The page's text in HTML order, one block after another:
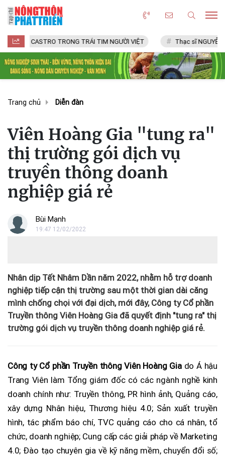
TRONG TRÁI TIM NGƯỜI VIỆT Thạc sĩ NGUYỄN VĂN CHÍ
Trang chủ Diễn đàn
Viên Hoàng Gia "tung ra"
thị trường gói dịch vụ
truyền thông doanh
nghiệp giá rẻ
Bùi Mạnh
19:47 12/02/2022
Nhân dịp Tết Nhâm Dần năm 2022, nhằm hỗ trợ doanh
nghiệp tiếp cận thị trường sau một thời gian dài căng
mình chống chọi với đại dịch, mới đây, Công ty Cổ phần
Truyền thông Viên Hoàng Gia đã quyết định "tung ra" thị
trường gói dịch vụ truyền thông doanh nghiệp giá rẻ.
Công ty Cổ phần Truyền thông Viên Hoàng Giado Á hậu
Trang Viên làm Tổng giám đốc có các ngành nghề kinh
doanh chính như: Truyền thông, PR hình ảnh, Quảng cáo,
xây dựng Nhân hiệu, Thương hiệu 4.0; Sản xuất truyền
hình, tác phẩm báo chí, TVC quảng cáo cho cá nhân, tổ
chức, doanh nghiệp; Cung cấp các giải pháp về Marketing
4.0; Đào tạo chuyên gia về kỹ năng mềm, chuyển đổi số;